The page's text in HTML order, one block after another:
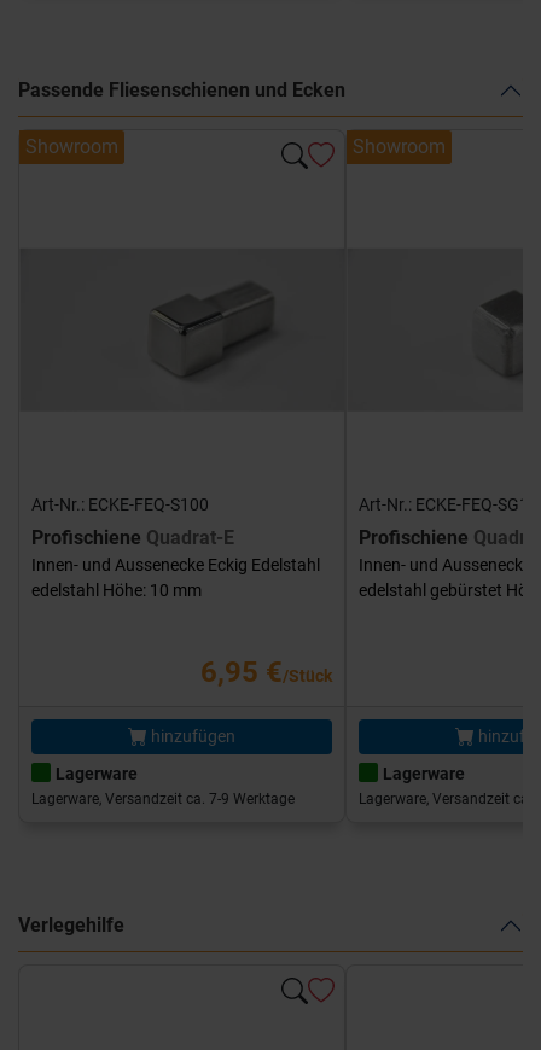
Passende Fliesenschienen und Ecken
Showroom
Art-Nr.: ECKE-FEQ-S100
Profischiene Quadrat-E
Innen- und Aussenecke Eckig Edelstahl
edelstahl Höhe: 10 mm
6,95 €/Stück
hinzufügen
Lagerware
Lagerware, Versandzeit ca. 7-9 Werktage
Showroom
Art-Nr.: ECKE-FEQ-
Profischiene
Innen- und Aussenecke
edelstahl gebürstet
Lagerware
Lagerware, Versandzeit ca.
Verlegehilfe